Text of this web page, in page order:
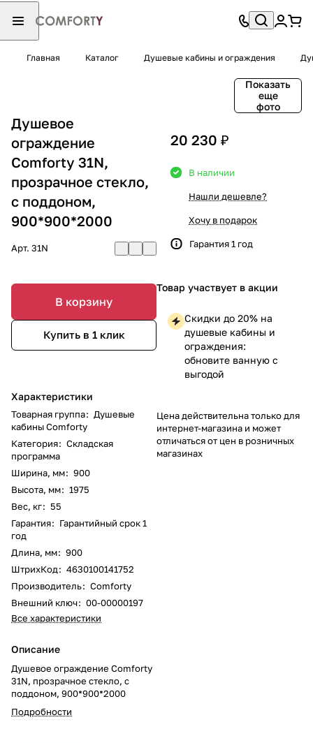
Главная Каталог Душевые кабины и ограждения
Показать
еще
фото
Душевое
ограждение
Comforty 31N,
прозрачное стекло,
с поддоном,
900*900*2000
Арт. 31N
В корзину
Купить в 1 клик
Характеристики
Товарная группа: Душевые
кабины Comforty
Категория: Складская
программа
Ширина, мм: 900
Высота, мм: 1975
Вес, кг: 55
Гарантия: Гарантийный срок 1
год
Длина, мм: 900
ШтрихКод: 4630100141752
Производитель: Comforty
Внешний ключ: 00-00000197
Все характеристики
Описание
Душевое ограждение Comforty
31N, прозрачное стекло, с
поддоном, 900*900*2000
Подробности
20 230 ₽
В наличии
Нашли дешевле?
Хочу в подарок
Гарантия 1 год
Товар участвует в акции
Скидки до 20% на
душевые кабины и
ограждения:
обновите ванную с
выгодой
Цена действительна только для
интернет-магазина и может
отличаться от цен в розничных
магазинах